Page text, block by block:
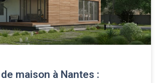
maison à Nantes :